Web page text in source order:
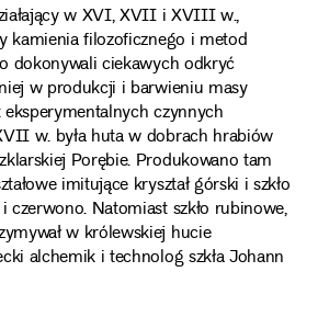
w XVI, XVII i XVIII w.,
kamienia filozoficznego i metod
dokonywali ciekawych odkryć
w produkcji i barwieniu masy
czynnych
w. była huta w dobrach hrabiów
Porębie. Produkowano tam
imitujące kryształ górski i szkło
czerwono. Natomiast szkło rubinowe,
w królewskiej hucie
alchemik i technolog szkła Johann